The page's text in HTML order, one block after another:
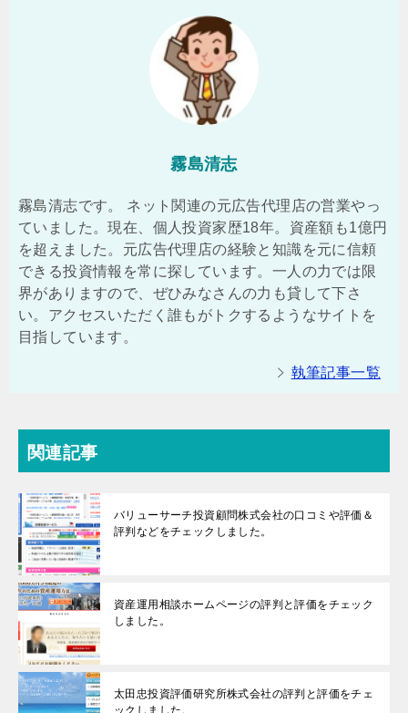
霧島清志
霧島清志です。 ネット関連の元広告代理店の営業やっ
ていました。現在、個人投資家歴18年。資産額も1億円
を超えました。元広告代理店の経験と知識を元に信頼
できる投資情報を常に探しています。一人の力では限
界がありますので、ぜひみなさんの力も貸して下さ
い。アクセスいただく誰もがトクするようなサイトを
目指しています。
執筆記事一覧
関連記事
バリューサーチ投資顧問株式会社の口コミや評価＆
評判などをチェックしました。
資産運用相談ホームページの評判と評価をチェック
しました。
太田忠投資評価研究所株式会社の評判と評価をチェ
ックしました。